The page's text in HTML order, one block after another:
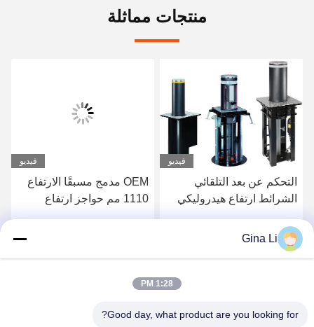
منتجات مماثلة
فيديو
التحكم عن بعد التلقائي
الشرائط ارتفاع هيدروليكي
فيديو
OEM مدمج مسبقًا الارتفاع
1110 مم حواجز ارتفاع
Gina Li
1:28 PM
Good day, what product are you looking for?